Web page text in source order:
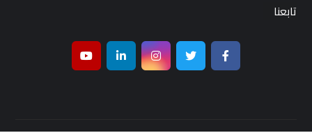
تابعنا